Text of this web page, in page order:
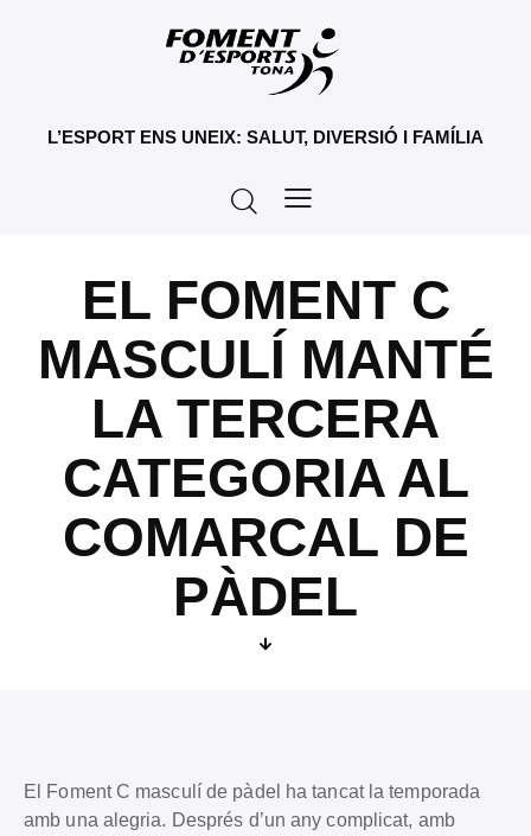
L’ESPORT ENS UNEIX: SALUT, DIVERSIÓ I FAMÍLIA
EL FOMENT C
MASCULÍ MANTÉ
LA TERCERA
CATEGORIA AL
COMARCAL DE
PÀDEL
El Foment C masculí de pàdel ha tancat la temporada
amb una alegria. Després d’un any complicat, amb